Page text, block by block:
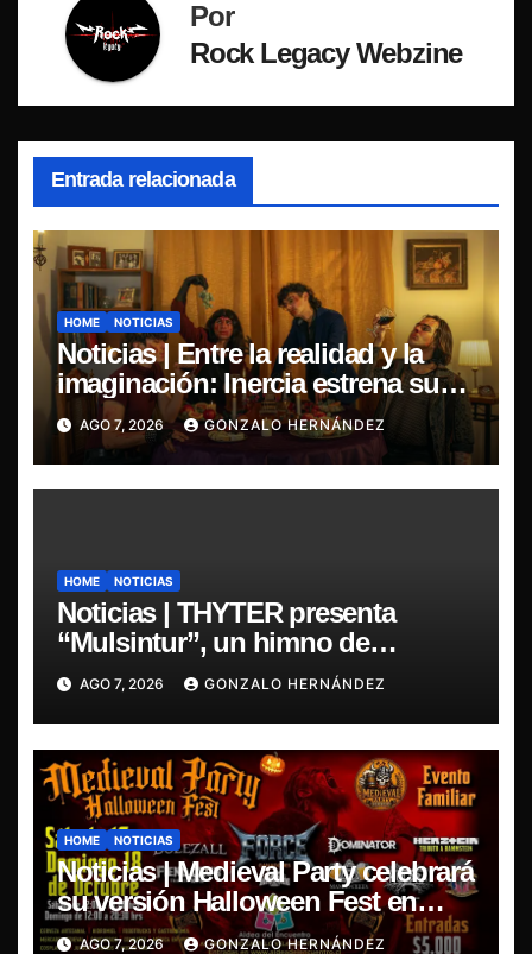
Por
Rock Legacy Webzine
Entrada relacionada
HOME NOTICIAS
Noticias | Entre la realidad y la
imaginación: Inercia estrena su
primer single “Marilina”
AGO 7, 2026 GONZALO HERNÁNDEZ
HOME NOTICIAS
Noticias | THYTER presenta
“Mulsintur”, un himno de
heavy/power metal inspirado en
Tomás Paniri
AGO 7, 2026 GONZALO HERNÁNDEZ
HOME NOTICIAS
Noticias | Medieval Party celebrará
su versión Halloween Fest en
Aldea del Encuentro
AGO 7, 2026 GONZALO HERNÁNDEZ